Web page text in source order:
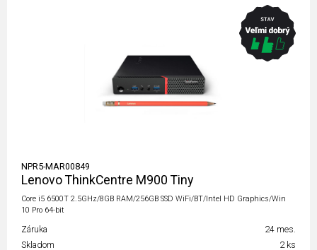
NPR5-MAR00849
Lenovo ThinkCentre M900 Tiny
Core i5 6500T 2.5GHz/8GB RAM/256GB SSD WiFi/BT/Intel HD Graphics/Win
10 Pro 64-bit
Záruka
24 mes.
Skladom
2 ks